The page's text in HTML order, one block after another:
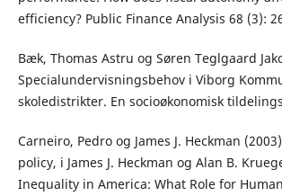
efficiency? Public Finance Analysis 68 (3):
Bæk, Thomas Astru og Søren Teglgaard
Specialundervisningsbehov i Viborg
skoledistrikter. En socioøkonomisk
Carneiro, Pedro og James J. Heckman
policy, i James J. Heckman og Alan B.
Inequality in America: What Role for